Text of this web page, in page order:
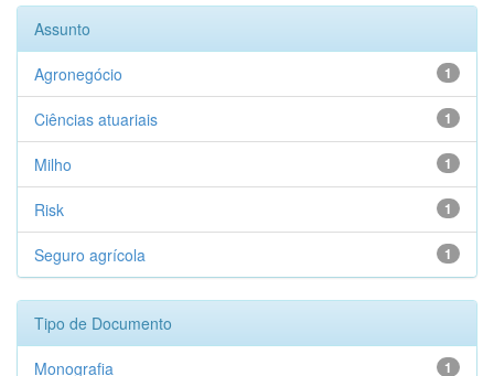
Assunto
1
Agronegócio
1
Ciências atuariais
1
Milho
1
Risk
1
Seguro agrícola
Tipo de Documento
1
Monografia